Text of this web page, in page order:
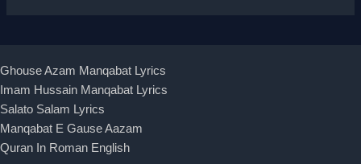
Ghouse Azam Manqabat Lyrics
Imam Hussain Manqabat Lyrics
Salato Salam Lyrics
Manqabat E Gause Aazam
Quran In Roman English